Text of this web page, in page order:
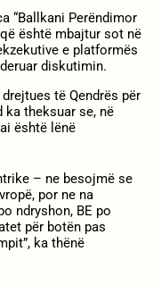
“Ballkani Perëndimor
është mbajtur sot në
e platformës
diskutimin.
të Qendrës për
ka theksuar se, në
është lënë
– ne besojmë se
por ne na
ndryshon, BE po
për botën pas
ka thënë